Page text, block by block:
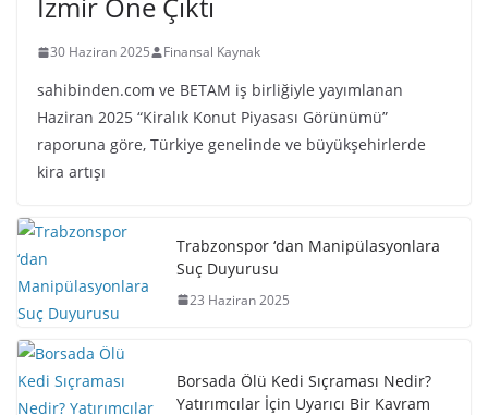
30 Haziran 2025 Finansal Kaynak
sahibinden.com ve BETAM iş birliğiyle yayımlanan
Haziran 2025 “Kiralık Konut Piyasası Görünümü”
raporuna göre, Türkiye genelinde ve büyükşehirlerde
kira artışı
Trabzonspor ‘dan Manipülasyonlara
Suç Duyurusu
23 Haziran 2025
Borsada Ölü Kedi Sıçraması Nedir?
Yatırımcılar İçin Uyarıcı Bir Kavram